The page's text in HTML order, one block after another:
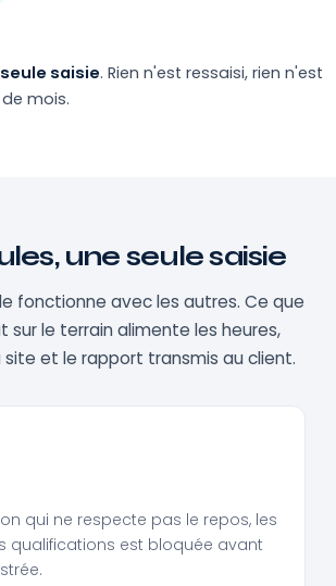
saisie. Rien n'est ressaisi, rien n'est
mois.
une seule saisie
fonctionne avec les autres. Ce que
sur le terrain alimente les heures,
site et le rapport transmis au client.
qui ne respecte pas le repos, les
qualifications est bloquée avant